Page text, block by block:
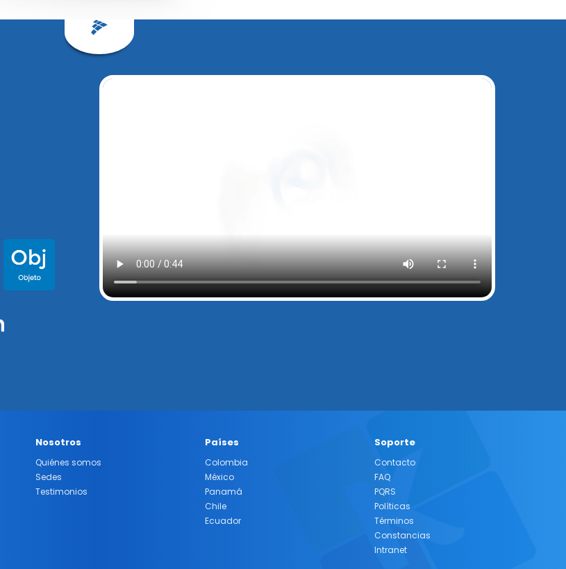
Nosotros
Quiénes somos
Sedes
Testimonios
Países
Colombia
México
Panamá
Chile
Ecuador
Soporte
Contacto
FAQ
PQRS
Políticas
Términos
Constancias
Intranet